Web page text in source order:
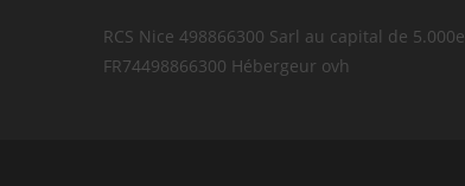
RCS Nice 498866300 Sarl au capital de 5.000e
FR74498866300 Hébergeur ovh